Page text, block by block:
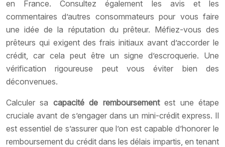
en France. Consultez également les avis et les
commentaires d’autres consommateurs pour vous faire
une idée de la réputation du prêteur. Méfiez-vous des
prêteurs qui exigent des frais initiaux avant d’accorder le
crédit, car cela peut être un signe d’escroquerie. Une
vérification rigoureuse peut vous éviter bien des
déconvenues.
Calculer sa capacité de remboursementest une étape
cruciale avant de s’engager dans un mini-crédit express. Il
est essentiel de s’assurer que l’on est capable d’honorer le
remboursement du crédit dans les délais impartis, en tenant